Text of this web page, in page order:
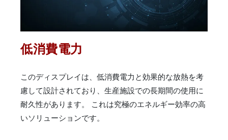
低消費電力
このディスプレイは、低消費電力と効果的な放熱を考
慮して設計されており、生産施設での長期間の使用に
耐久性があります。 これは究極のエネルギー効率の高
いソリューションです。